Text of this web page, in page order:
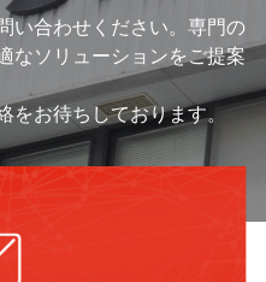
い合わせください。専門の
なソリューションをご提案
をお待ちしております。